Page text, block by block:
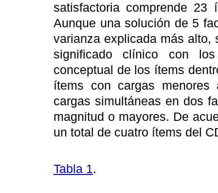
satisfactoria comprende
Aunque una solución de 5
varianza explicada más alto,
significado clínico con
conceptual de los ítems
ítems con cargas
cargas simultáneas en dos
magnitud o mayores. De
un total de cuatro ítems del
Tabla 1.